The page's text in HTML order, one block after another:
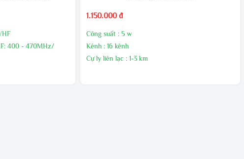
400 - 470MHz/
1.150.000 đ
Công suất : 5 w
Kênh : 16 kênh
Cự ly liên lạc : 1-3 km